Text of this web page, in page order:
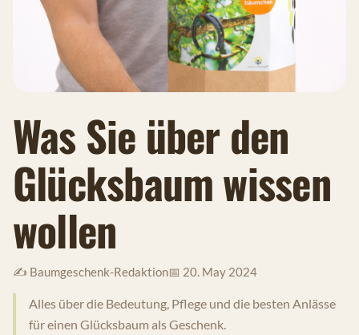
Was Sie über den
Glücksbaum wissen
wollen
✍️ Baumgeschenk-Redaktion📅 20. May 2024
Alles über die Bedeutung, Pflege und die besten Anlässe
für einen Glücksbaum als Geschenk.